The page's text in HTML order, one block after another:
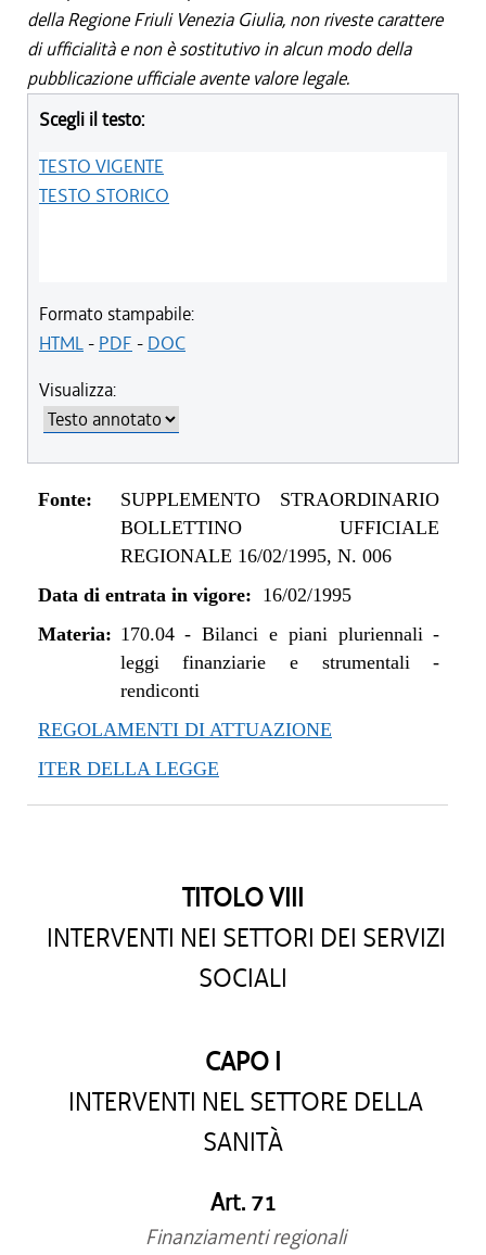
della Regione Friuli Venezia Giulia, non riveste carattere
di ufficialità e non è sostitutivo in alcun modo della
pubblicazione ufficiale avente valore legale.
Scegli il testo:
TESTO VIGENTE
TESTO STORICO
Formato stampabile:
HTML- PDF - DOC
Visualizza:
Fonte:
SUPPLEMENTO STRAORDINARIO
BOLLETTINO UFFICIALE
REGIONALE 16/02/1995, N. 006
Data di entrata in vigore: 16/02/1995
Materia: 170.04-Bilanci e piani pluriennali -
leggi finanziarie e strumentali -
rendiconti
REGOLAMENTI DI ATTUAZIONE
ITER DELLA LEGGE
TITOLO VIII
INTERVENTI NEI SETTORI DEI SERVIZI
SOCIALI
CAPO I
INTERVENTI NEL SETTORE DELLA
SANITÀ
Art. 71
Finanziamenti regionali